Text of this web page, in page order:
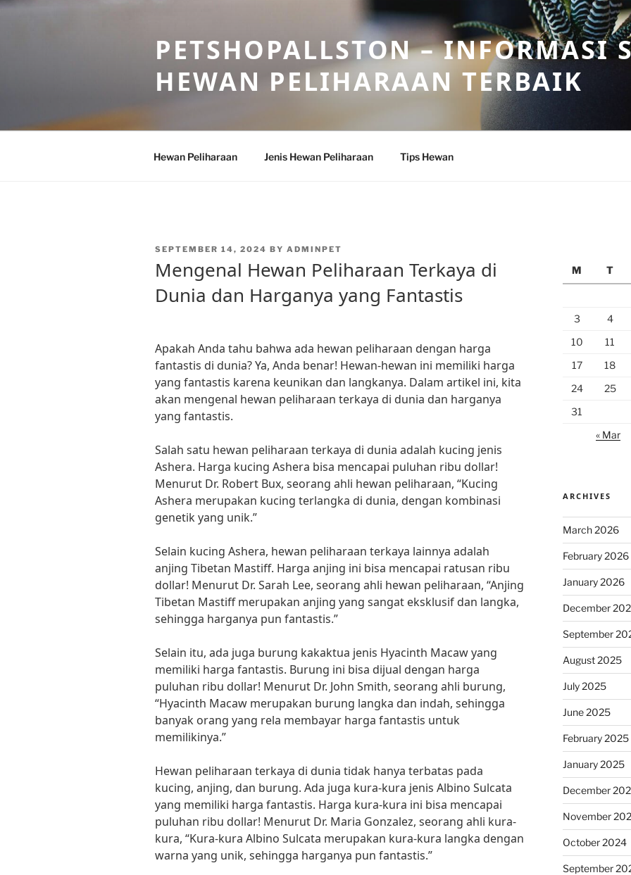
Skip
PETSHOPALLSTON – INFORMASI
HEWAN PELIHARAAN TERBAIK
Hewan Peliharaan Jenis Hewan Peliharaan Tips Hewan
POSTED
SEPTEMBER 14, 2024 BY ADMINPET
Mengenal Hewan Peliharaan Terkaya di
Dunia dan Harganya yang Fantastis
Apakah Anda tahu bahwa ada hewan peliharaan dengan harga
fantastis di dunia? Ya, Anda benar! Hewan-hewan ini memiliki harga
yang fantastis karena keunikan dan langkanya. Dalam artikel ini, kita
akan mengenal hewan peliharaan terkaya di dunia dan harganya
yang fantastis.
Salah satu hewan peliharaan terkaya di dunia adalah kucing jenis
Ashera. Harga kucing Ashera bisa mencapai puluhan ribu dollar!
Menurut Dr. Robert Bux, seorang ahli hewan peliharaan, “Kucing
Ashera merupakan kucing terlangka di dunia, dengan kombinasi
genetik yang unik.”
Selain kucing Ashera, hewan peliharaan terkaya lainnya adalah
anjing Tibetan Mastiff. Harga anjing ini bisa mencapai ratusan ribu
dollar! Menurut Dr. Sarah Lee, seorang ahli hewan peliharaan, “Anjing
Tibetan Mastiff merupakan anjing yang sangat eksklusif dan langka,
sehingga harganya pun fantastis.”
Selain itu, ada juga burung kakaktua jenis Hyacinth Macaw yang
memiliki harga fantastis. Burung ini bisa dijual dengan harga
puluhan ribu dollar! Menurut Dr. John Smith, seorang ahli burung,
“Hyacinth Macaw merupakan burung langka dan indah, sehingga
banyak orang yang rela membayar harga fantastis untuk
memilikinya.”
Hewan peliharaan terkaya di dunia tidak hanya terbatas pada
kucing, anjing, dan burung. Ada juga kura-kura jenis Albino Sulcata
yang memiliki harga fantastis. Harga kura-kura ini bisa mencapai
puluhan ribu dollar! Menurut Dr. Maria Gonzalez, seorang ahli kura-
kura, “Kura-kura Albino Sulcata merupakan kura-kura langka dengan
warna yang unik, sehingga harganya pun fantastis.”
M
T
3
4
10
11
17
18
24
25
31
« Mar
ARCHIVES
March 2026
February 2026
January 2026
December
September
August 2025
July 2025
June 2025
February 2025
January 2025
December
November
October 2024
September